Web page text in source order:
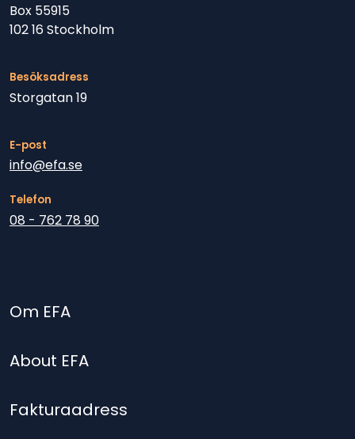
Box 55915
102 16 Stockholm
Besöksadress
Storgatan 19
E-post
info@efa.se
Telefon
08 - 762 78 90
Om EFA
About EFA
Fakturaadress